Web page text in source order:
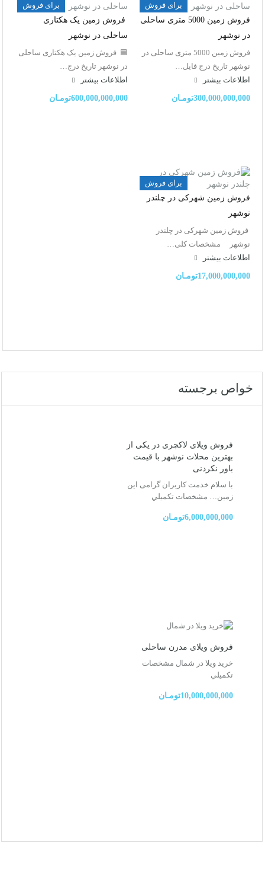
برای فروش
فروش زمین 5000 متری ساحلی
در نوشهر
فروش زمین 5000 متری ساحلی در
نوشهر تاریخ درج فایل…
اطلاعات بيشتر
300,000,000,000تومـان
برای فروش
فروش زمین یک هکتاری
ساحلی در نوشهر
🟦 فروش زمین یک هکتاری ساحلی
در نوشهر تاریخ درج…
اطلاعات بيشتر
600,000,000,000تومـان
برای فروش
فروش زمین شهرکی در چلندر
نوشهر
فروش زمین شهرکی در چلندر
نوشهر مشخصات کلی…
اطلاعات بيشتر
17,000,000,000تومـان
خواص برجسته
فروش ویلای لاکچری در یکی از
بهترین محلات نوشهر با قیمت
باور نکردنی
با سلام خدمت کاربران گرامی این
زمین… مشخصات تكميلي
6,000,000,000تومـان
فروش ویلای مدرن ساحلی
خرید ویلا در شمال مشخصات
تكميلي
10,000,000,000تومـان